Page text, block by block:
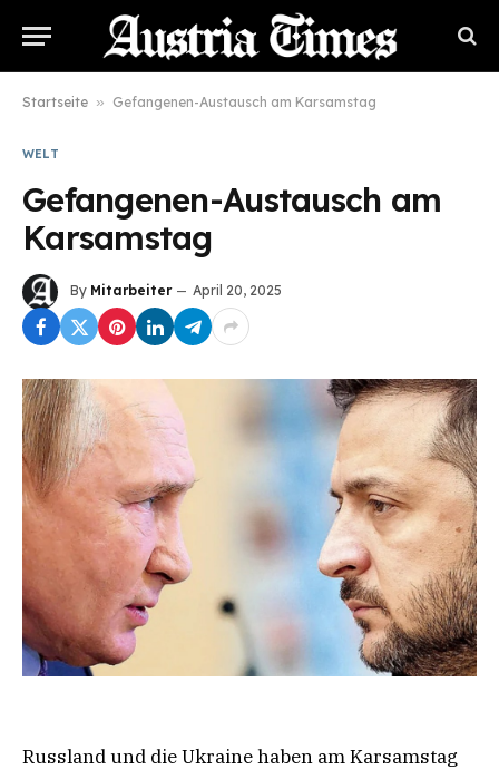
Startseite » Gefangenen-Austausch am Karsamstag
WELT
Gefangenen-Austausch am
Karsamstag
By Mitarbeiter April 20, 2025
Russland und die Ukraine haben am Karsamstag